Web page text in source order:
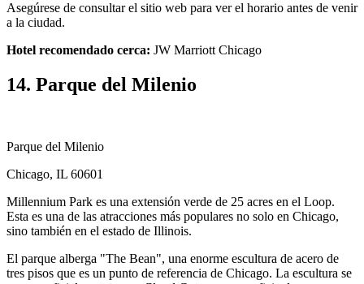
Asegúrese de consultar el sitio web para ver el horario antes de venir
a la ciudad.
Hotel recomendado cerca: JW Marriott Chicago
14. Parque del Milenio
Parque del Milenio
Chicago, IL 60601
Millennium Park es una extensión verde de 25 acres en el Loop.
Esta es una de las atracciones más populares no solo en Chicago,
sino también en el estado de Illinois.
El parque alberga "The Bean", una enorme escultura de acero de
tres pisos que es un punto de referencia de Chicago. La escultura se